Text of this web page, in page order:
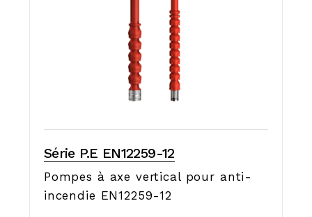
Série P.E EN12259-12
Pompes à axe vertical pour anti-
incendie EN12259-12